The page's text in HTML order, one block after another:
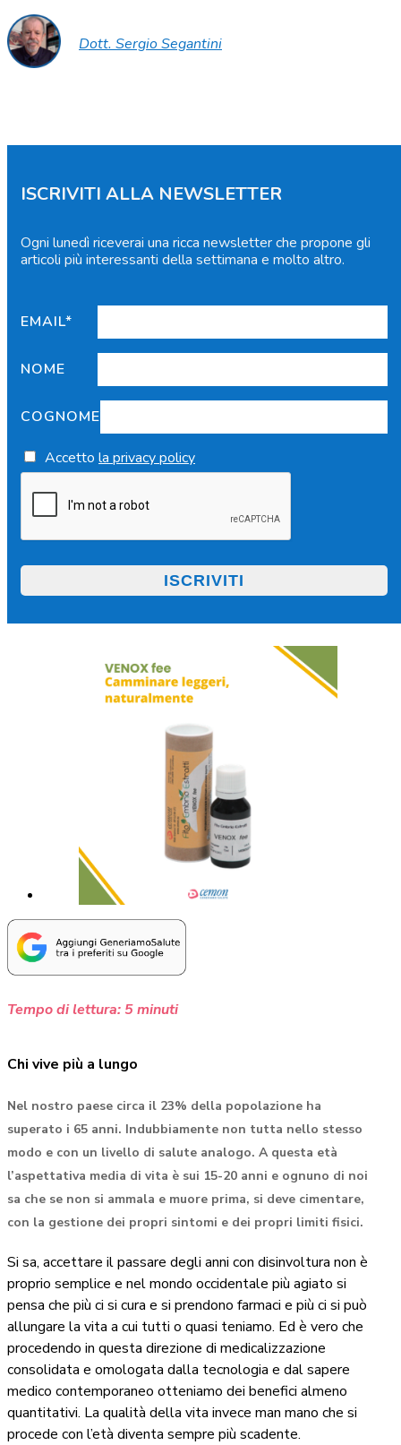
Dott. Sergio Segantini
ISCRIVITI ALLA NEWSLETTER
Ogni lunedì riceverai una ricca newsletter che propone gli
articoli più interessanti della settimana e molto altro.
EMAIL*
NOME
COGNOME
Accetto la privacy policy
Tempo di lettura: 5minuti
Chi vive più a lungo
Nel nostro paese circa il 23% della popolazione ha
superato i 65 anni. Indubbiamente non tutta nello stesso
modo e con un livello di salute analogo. A questa età
l’aspettativa media di vita è sui 15-20 anni e ognuno di noi
sa che se non si ammala e muore prima, si deve cimentare,
con la gestione dei propri sintomi e dei propri limiti fisici.
Si sa, accettare il passare degli anni con disinvoltura non è
proprio semplice e nel mondo occidentale più agiato si
pensa che più ci si cura e si prendono farmaci e più ci si può
allungare la vita a cui tutti o quasi teniamo. Ed è vero che
procedendo in questa direzione di medicalizzazione
consolidata e omologata dalla tecnologia e dal sapere
medico contemporaneo otteniamo dei benefici almeno
quantitativi. La qualità della vita invece man mano che si
procede con l’età diventa sempre più scadente.